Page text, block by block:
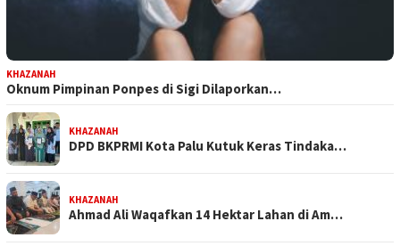
KHAZANAH
Oknum Pimpinan Ponpes di Sigi Dilaporkan…
KHAZANAH
DPD BKPRMI Kota Palu Kutuk Keras Tindaka…
KHAZANAH
Ahmad Ali Waqafkan 14 Hektar Lahan di Am…